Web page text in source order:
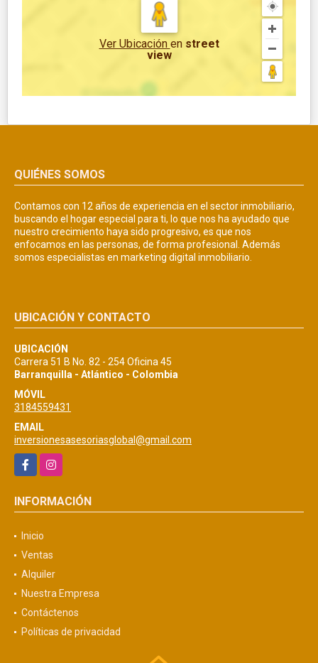
Ver Ubicación en street
view
QUIÉNES SOMOS
Contamos con 12 años de experiencia en el sector inmobiliario,
buscando el hogar especial para ti, lo que nos ha ayudado que
nuestro crecimiento haya sido progresivo, es que nos
enfocamos en las personas, de forma profesional. Además
somos especialistas en marketing digital inmobiliario.
UBICACIÓN Y CONTACTO
UBICACIÓN
Carrera 51 B No. 82 - 254 Oficina 45
Barranquilla - Atlántico - Colombia
MÓVIL
3184559431
EMAIL
inversionesasesoriasglobal@gmail.com
FacebookInstagram
INFORMACIÓN
Inicio
Ventas
Alquiler
Nuestra Empresa
Contáctenos
Políticas de privacidad